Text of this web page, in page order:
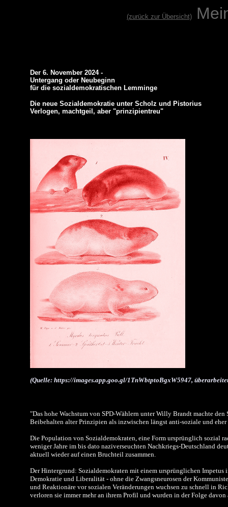
(zurück zur Übersicht)
Der 6. November 2024 -
Untergang oder Neubeginn
für die sozialdemokratischen Lemminge
Die neue Sozialdemokratie unter Scholz und Pistorius
Verlogen, machtgeil, aber "prinzipientreu"
(Quelle: https://images.app.goo.gl/1TnWbtptoBgxW5947,
"Das hohe Wachstum von SPD-Wählern unter Willy Brandt machte
Beibehalten alter Prinzipien als inzwischen längst anti-soziale und eher
Die Population von Sozialdemokraten, eine Form ursprünglich sozial
weniger Jahre im bis dato naziverseuchten Nachkriegs-Deutschland
aktuell wieder auf einen Bruchteil zusammen.
Der Hintergrund: Sozialdemokraten mit einem ursprünglichen
Demokratie und Liberalität - ohne die Zwangsneurosen der
und Reaktionäre vor sozialen Veränderungen wuchsen zu schnell in
verloren sie immer mehr an ihrem Profil und wurden in der Folge